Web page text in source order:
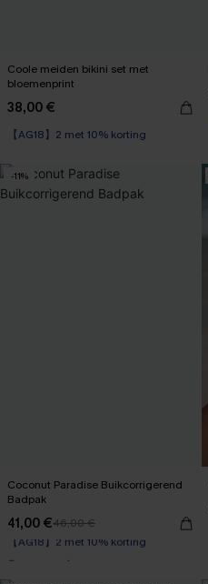
Coole meiden bikini set met
bloemenprint
38,00 €
【AG18】2 met 10% korting
-11%
Coconut Paradise Buikcorrigerend
Badpak
41,00 €46,00 €
【AG18】2 met 10% korting
Op voorraad